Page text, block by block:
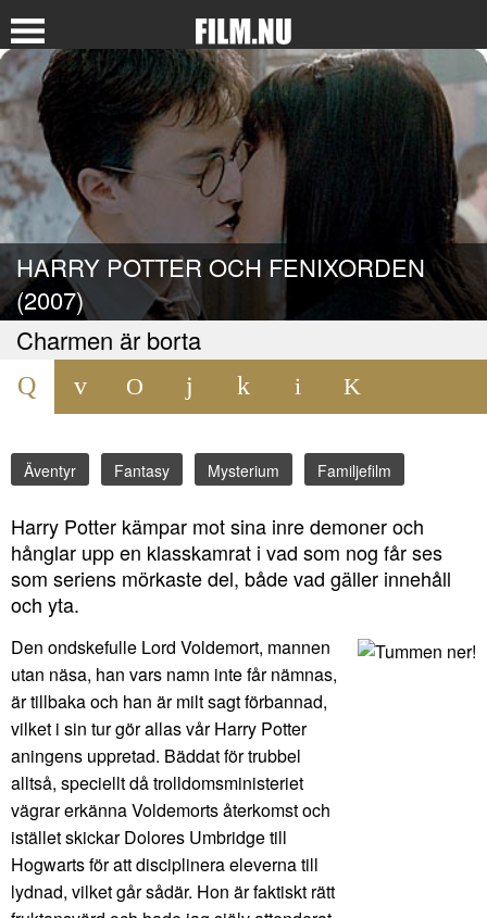
HARRY POTTER OCH FENIXORDEN
(2007)
Charmen är borta
Äventyr Fantasy Mysterium Familjefilm
Harry Potter kämpar mot sina inre demoner och
hånglar upp en klasskamrat i vad som nog får ses
som seriens mörkaste del, både vad gäller innehåll
och yta.
Den ondskefulle Lord Voldemort, mannen
utan näsa, han vars namn inte får nämnas,
är tillbaka och han är milt sagt förbannad,
vilket i sin tur gör allas vår Harry Potter
aningens uppretad. Bäddat för trubbel
alltså, speciellt då trolldomsministeriet
vägrar erkänna Voldemorts återkomst och
istället skickar Dolores Umbridge till
Hogwarts för att disciplinera eleverna till
lydnad, vilket går sådär. Hon är faktiskt rätt